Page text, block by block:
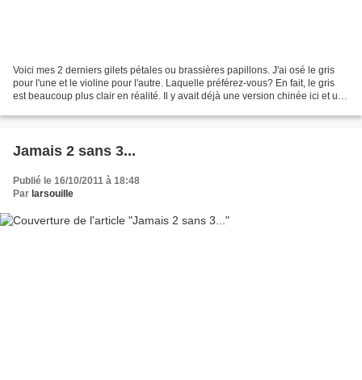
Voici mes 2 derniers gilets pétales ou brassières papillons. J'ai osé le gris
pour l'une et le violine pour l'autre. Laquelle préférez-vous? En fait, le gris
est beaucoup plus clair en réalité. Il y avait déjà une version chinée ici et une
Jamais 2 sans 3...
Publié le 16/10/2011 à 18:48
Par larsouille